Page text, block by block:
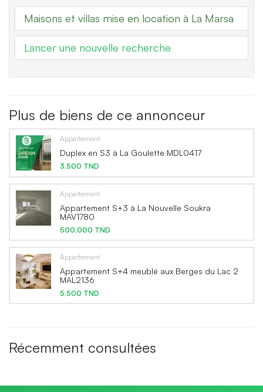
Maisons et villas mise en location à La Marsa
Lancer une nouvelle recherche
Plus de biens de ce annonceur
Appartement
Duplex en S3 à La Goulette MDL0417
3,500 TND
Appartement
Appartement S+3 à La Nouvelle Soukra
MAV1780
500,000 TND
Appartement
Appartement S+4 meublé aux Berges du Lac 2
MAL2136
5,500 TND
Récemment consultées